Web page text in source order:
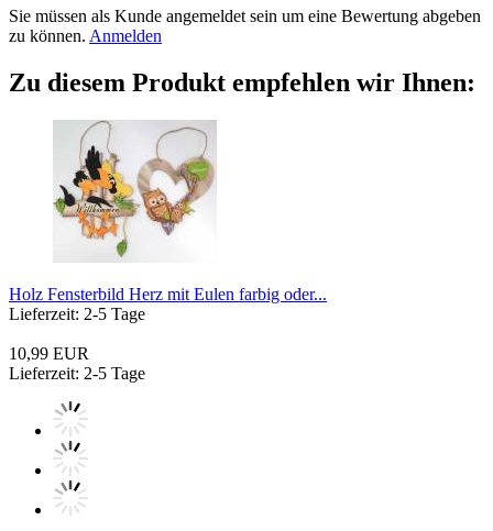
Sie müssen als Kunde angemeldet sein um eine Bewertung abgeben
zu können. Anmelden
Zu diesem Produkt empfehlen wir Ihnen:
Holz Fensterbild Herz mit Eulen farbig oder...
Lieferzeit: 2-5 Tage
10,99 EUR
Lieferzeit: 2-5 Tage